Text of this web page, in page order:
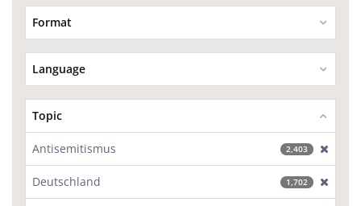
Format
Language
Topic
Antisemitismus 2,403
Deutschland 1,702